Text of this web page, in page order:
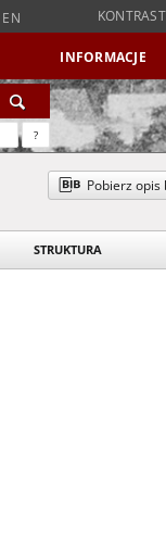
EN KONTRAST
INFORMACJE
?
Pobierz
STRUKTURA